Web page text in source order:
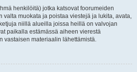
henkilöitä) jotka katsovat foorumeiden
valta muokata ja poistaa viestejä ja lukita, avata,
niillä alueilla joissa heillä on valvojan
paikalla estämässä aiheen vierestä
vastaisen materiaalin lähettämistä.